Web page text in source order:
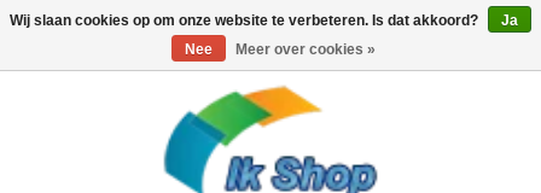
0
Wij slaan cookies op om onze website te verbeteren. Is dat akkoord?
Ja
Nee
Meer over cookies »